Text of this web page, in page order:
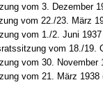
vom 3. Dezember
vom 22./23. März
vom 1./2. Juni
vom 18./19.
vom 30. November
vom 21. März 1938